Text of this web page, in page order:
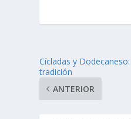
Cícladas y
tradición
ANTERIOR